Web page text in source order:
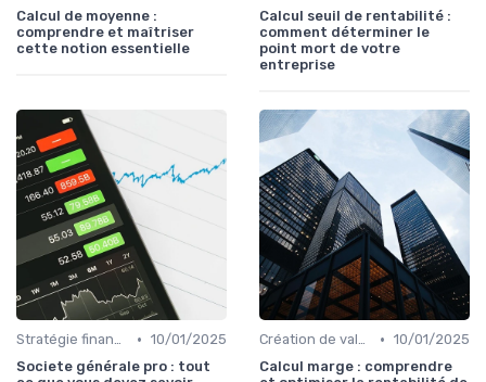
Calcul de moyenne :
comprendre et maîtriser
cette notion essentielle
Calcul seuil de rentabilité :
comment déterminer le
point mort de votre
entreprise
Stratégie financière d’entreprise • 10/01/2025
Societe générale pro : tout
Création de valeur & rentabilité • 10/01/2025
Calcul marge : comprendre